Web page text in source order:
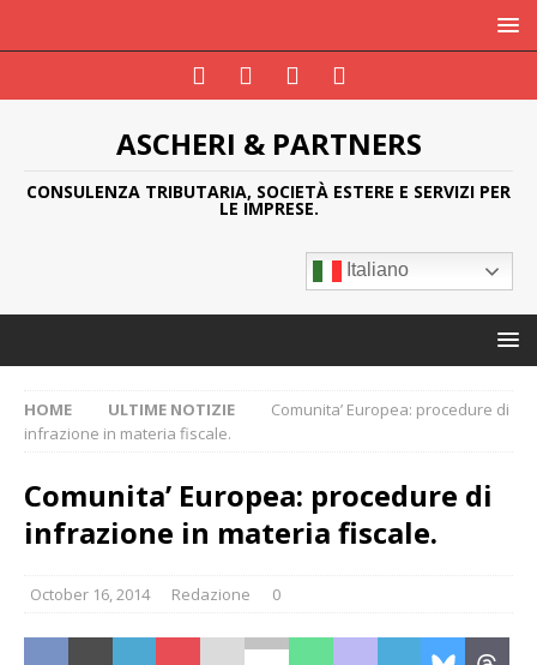
ASCHERI & PARTNERS
CONSULENZA TRIBUTARIA, SOCIETÀ ESTERE E SERVIZI PER
LE IMPRESE.
Italiano
HOME ULTIME NOTIZIE
Comunita’ Europea: procedure di
infrazione in materia fiscale.
Comunita’ Europea: procedure di
infrazione in materia fiscale.
October 16, 2014 Redazione 0